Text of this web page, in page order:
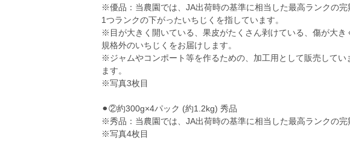
※優品：当農園では、JA出荷時の基準に相当した最高ランクの
1つランクの下がったいちじくを指しています。
※目が大きく開いている、果皮がたくさん剥けている、傷が大き
規格外のいちじくをお届けします。
※ジャムやコンポート等を作るための、加工用として販売してい
ます。
※写真3枚目
⚫︎②約300g×4パック (約1.2kg) 秀品
※秀品：当農園では、JA出荷時の基準に相当した最高ランクの完
※写真4枚目